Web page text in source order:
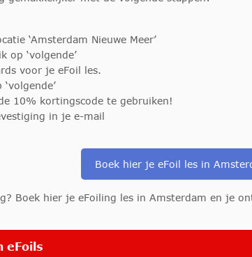
‘Amsterdam Nieuwe Meer’
op ‘volgende’
voor je eFoil les.
10% kortingscode te gebruiken!
in je e-mail
Boek hier je eFoil les in
Boek hier je eFoiling les in Amsterdam en je
eFoils